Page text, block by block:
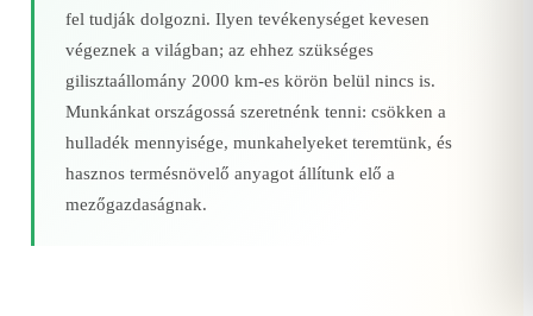
fel tudják dolgozni. Ilyen tevékenységet kevesen
végeznek a világban; az ehhez szükséges
gilisztaállomány 2000 km‑es körön belül nincs is.
Munkánkat országossá szeretnénk tenni: csökken a
hulladék mennyisége, munkahelyeket teremtünk, és
hasznos termésnövelő anyagot állítunk elő a
mezőgazdaságnak.